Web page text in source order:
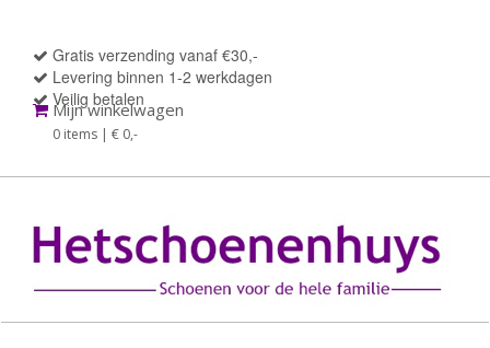
Gratis verzending vanaf €30,-
Levering binnen 1-2 werkdagen
Veilig betalen
Mijn winkelwagen
0 items | € 0,-